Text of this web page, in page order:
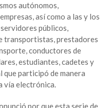
autónomos,
así como a las y los
públicos,
transportistas, prestadores
conductores de
estudiantes, cadetes y
que participó de manera
vía electrónica.
por que esta serie de